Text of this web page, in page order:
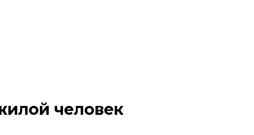
человек